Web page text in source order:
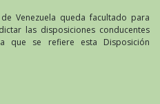
Venezuela queda facultado para
las disposiciones conducentes
que se refiere esta Disposición